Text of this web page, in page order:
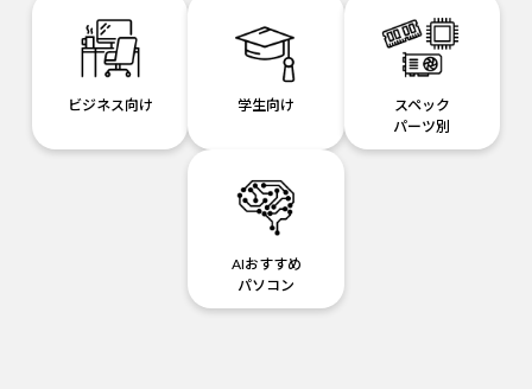
ビジネス向け 学生向け
スペック
パーツ別
AIおすすめ
パソコン